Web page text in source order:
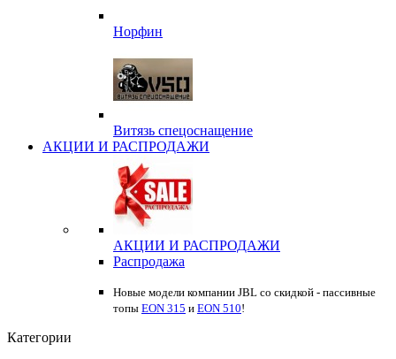
Норфин
Витязь спецоснащение
АКЦИИ И РАСПРОДАЖИ
АКЦИИ И РАСПРОДАЖИ
Распродажа
Новые модели компании JBL со скидкой - пассивные
топы EON 315 и EON 510!
Категории